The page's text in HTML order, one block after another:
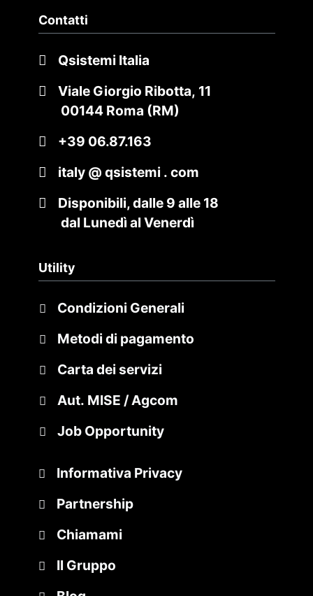
Contatti
Qsistemi Italia
Viale Giorgio Ribotta, 11
00144 Roma (RM)
+39 06.87.163
italy @ qsistemi . com
Disponibili, dalle 9 alle 18
dal Lunedì al Venerdì
Utility
Condizioni Generali
Metodi di pagamento
Carta dei servizi
Aut. MISE / Agcom
Job Opportunity
Informativa Privacy
Partnership
Chiamami
Il Gruppo